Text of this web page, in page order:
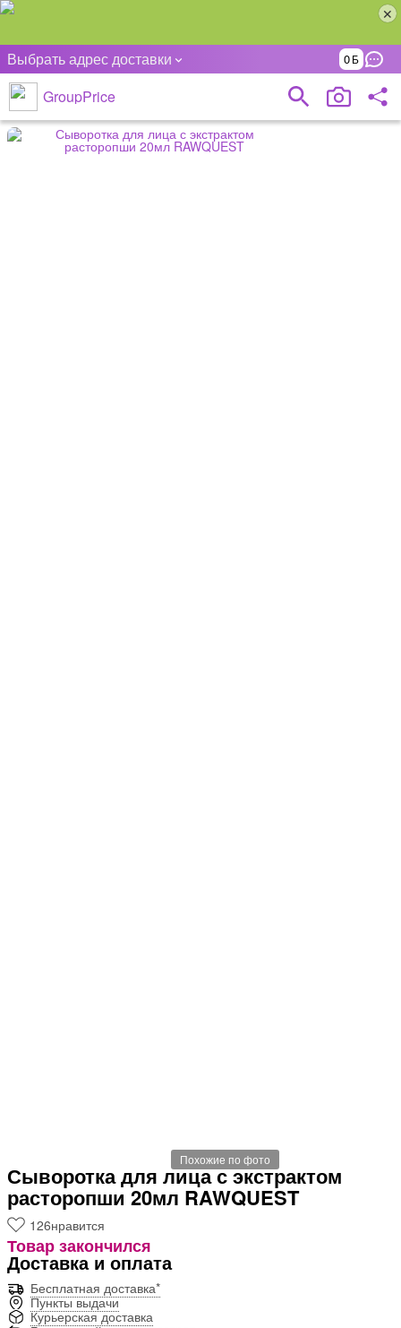
Выбрать адрес доставки 0
GroupPrice
Похожие по фото
Сыворотка для лица с экстрактом
расторопши 20мл RAWQUEST
126нравится
Товар закончился
Доставка и оплата
Бесплатная доставка*
Пункты выдачи
Курьерская доставка